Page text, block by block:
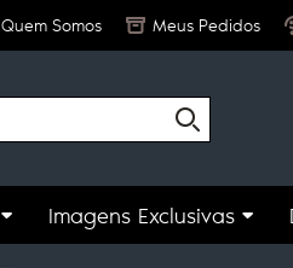
Quem Somos Meus Pedidos
Imagens Exclusivas